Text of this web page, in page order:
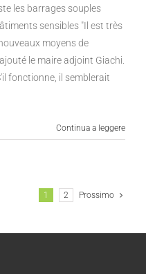
les barrages souples
sensibles "Il est très
moyens de
le maire adjoint Giachi.
fonctionne, il semblerait
Continua a leggere
1 2 Prossimo